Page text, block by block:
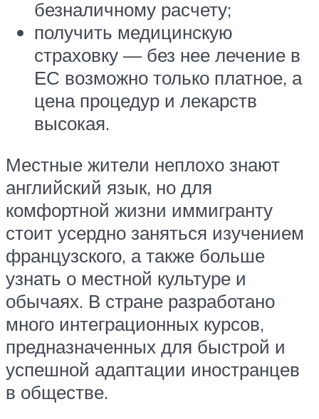
безналичному расчету;
получить медицинскую
страховку — без нее лечение в
ЕС возможно только платное, а
цена процедур и лекарств
высокая.
Местные жители неплохо знают
английский язык, но для
комфортной жизни иммигранту
стоит усердно заняться изучением
французского, а также больше
узнать о местной культуре и
обычаях. В стране разработано
много интеграционных курсов,
предназначенных для быстрой и
успешной адаптации иностранцев
в обществе.